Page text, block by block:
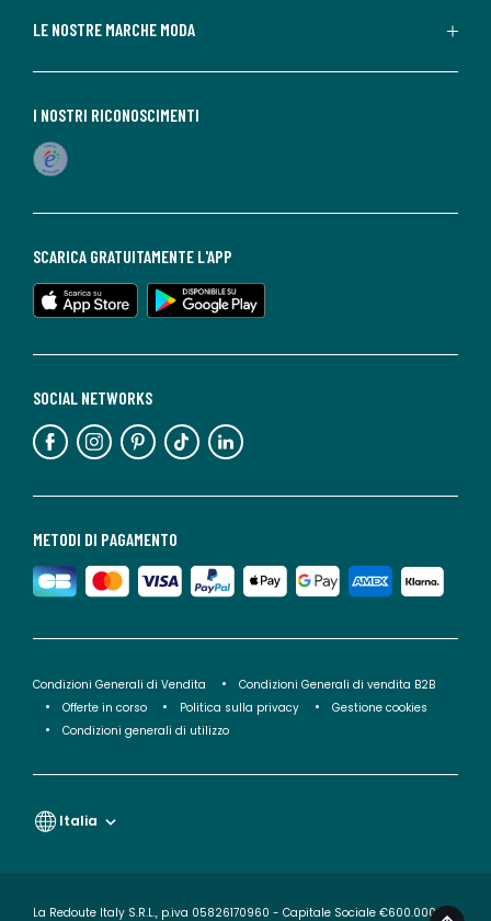
LE NOSTRE MARCHE MODA
METODI DI PAGAMENTO
SOCIAL NETWORKS
SCARICA GRATUITAMENTE L'APP
I NOSTRI RICONOSCIMENTI
Condizioni Generali di Vendita
Condizioni Generali di vendita B2B
Offerte in corso
Politica sulla privacy
Gestione cookies
Condizioni generali di utilizzo
Italia
La Redoute Italy S.R.L., p.iva 05826170960 - Capitale Sociale €600.000,00